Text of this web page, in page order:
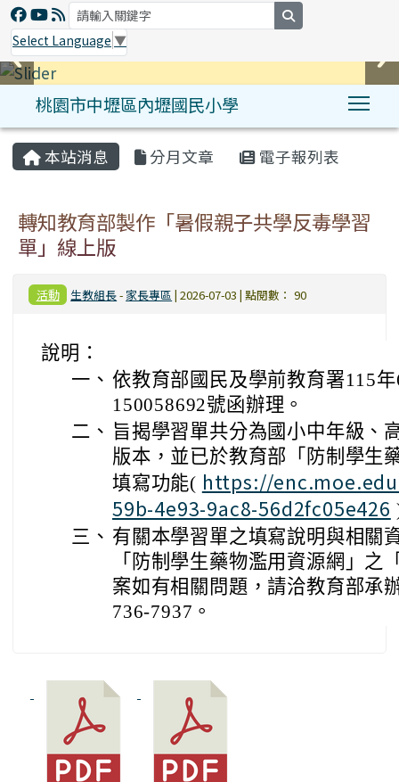
Select Language ▼
桃園市中壢區內壢國民小學
:::
本站消息 分月文章 電子報列表
轉知教育部製作「暑假親子共學反毒學習
單」線上版
活動 生教組長- 家長專區 | 2026-07-03 | 點閱數： 90
說明：
一、 依教育部國民及學前教育署115
150058692號函辦理。
二、 旨揭學習單共分為國小中年級、
版本，並已於教育部「防制學生
填寫功能( https://
59b-4e93-9ac8-56d2fc05e426
三、 有關本學習單之填寫說明與相關
「防制學生藥物濫用資源網」之
案如有相關問題，請洽教育部承
736-7937。